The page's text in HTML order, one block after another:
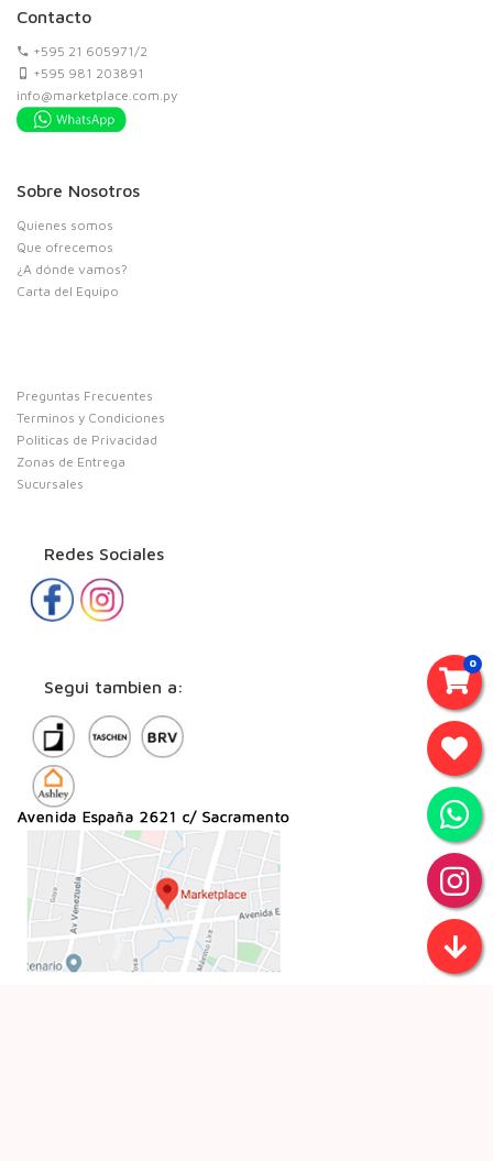
Contacto
+595 21 605971/2
+595 981 203891
info@marketplace.com.py
Sobre Nosotros
Quienes somos
Que ofrecemos
¿A dónde vamos?
Carta del Equipo
Preguntas Frecuentes
Terminos y Condiciones
Politicas de Privacidad
Zonas de Entrega
Sucursales
Redes Sociales
Segui tambien a:
0